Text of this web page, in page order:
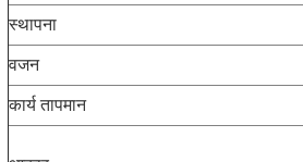
स्थापना
वजन
कार्य तापमान